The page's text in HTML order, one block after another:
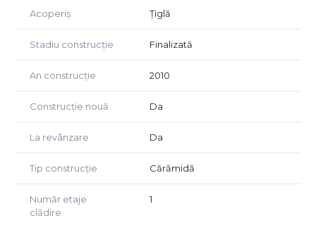
Acoperiș Țiglă
Stadiu construcție Finalizată
An construcție 2010
Construcție nouă Da
La revânzare Da
Tip construcție Cărămidă
Număr etaje
clădire
1